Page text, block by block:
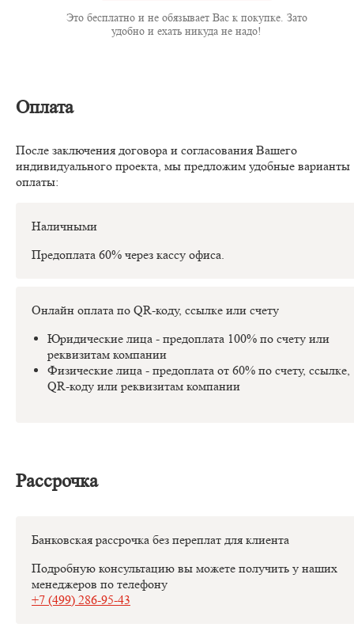
Это бесплатно и не обязывает Вас к покупке. Зато
удобно и ехать никуда не надо!
Оплата
После заключения договора и согласования Вашего
индивидуального проекта, мы предложим удобные варианты
оплаты:
Наличными
Предоплата 60% через кассу офиса.
Онлайн оплата по QR-коду, ссылке или счету
Юридические лица - предоплата 100% по счету или
реквизитам компании
Физические лица - предоплата от 60% по счету, ссылке,
QR-коду или реквизитам компании
Рассрочка
Банковская рассрочка без переплат для клиента
Подробную консультацию вы можете получить у наших
менеджеров по телефону
+7 (499) 286-95-43